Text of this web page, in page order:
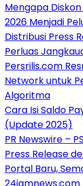
Mengapa Diskon
2026 Menjadi
Distribusi Press
Perluas
Persrilis.com
Network untuk
Algoritma
Cara Isi Saldo
(Update 2025)
PR Newswire –
Press Release
Portal Baru,